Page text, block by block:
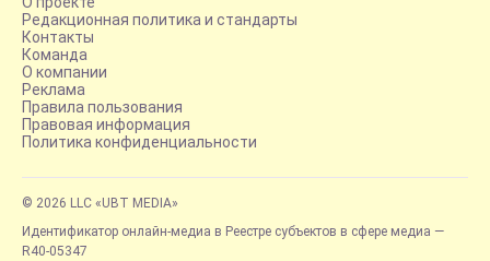
Редакционная политика и стандарты
Контакты
Команда
О компании
Реклама
Правила пользования
Правовая информация
Политика конфиденциальности
© 2026 LLC «UBT MEDIA»
Идентификатор онлайн-медиа в Реестре субъектов в сфере медиа —
R40-05347